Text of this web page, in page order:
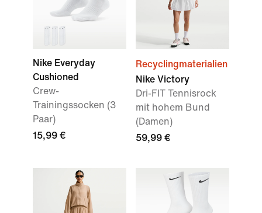
Nike Everyday
Cushioned
Crew-
Trainingssocken (3
Paar)
15,99 €
Recyclingmaterialien
Nike Victory
Dri-FIT Tennisrock
mit hohem Bund
(Damen)
59,99 €